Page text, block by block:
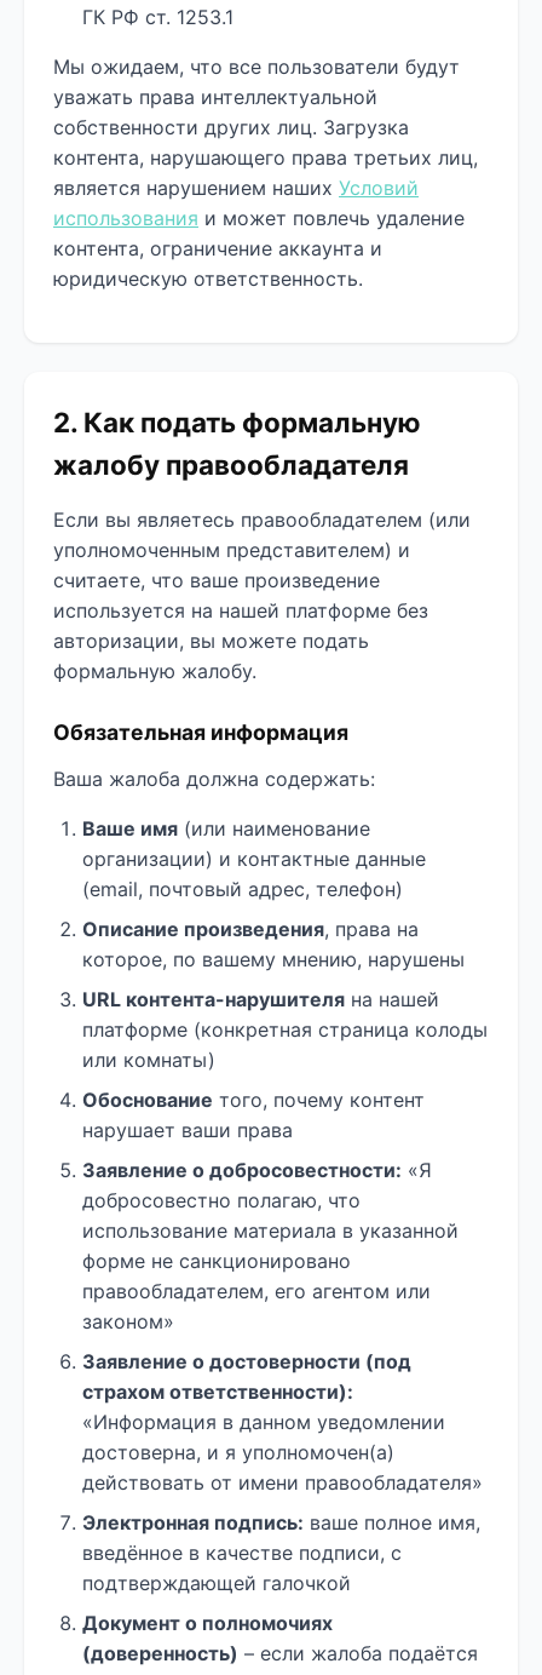
ГК РФ ст. 1253.1
Мы ожидаем, что все пользователи будут
уважать права интеллектуальной
собственности других лиц. Загрузка
контента, нарушающего права третьих лиц,
является нарушением наших Условий
использования и может повлечь удаление
контента, ограничение аккаунта и
юридическую ответственность.
2. Как подать формальную
жалобу правообладателя
Если вы являетесь правообладателем (или
уполномоченным представителем) и
считаете, что ваше произведение
используется на нашей платформе без
авторизации, вы можете подать
формальную жалобу.
Обязательная информация
Ваша жалоба должна содержать:
Ваше имя (или наименование
организации) и контактные данные
(email, почтовый адрес, телефон)
Описание произведения, права на
которое, по вашему мнению, нарушены
URL контента-нарушителя на нашей
платформе (конкретная страница колоды
или комнаты)
Обоснование того, почему контент
нарушает ваши права
Заявление о добросовестности: «Я
добросовестно полагаю, что
использование материала в указанной
форме не санкционировано
правообладателем, его агентом или
законом»
Заявление о достоверности (под
страхом ответственности):
«Информация в данном уведомлении
достоверна, и я уполномочен(а)
действовать от имени правообладателя»
Электронная подпись: ваше полное имя,
введённое в качестве подписи, с
подтверждающей галочкой
Документ о полномочиях
(доверенность) – если жалоба подаётся